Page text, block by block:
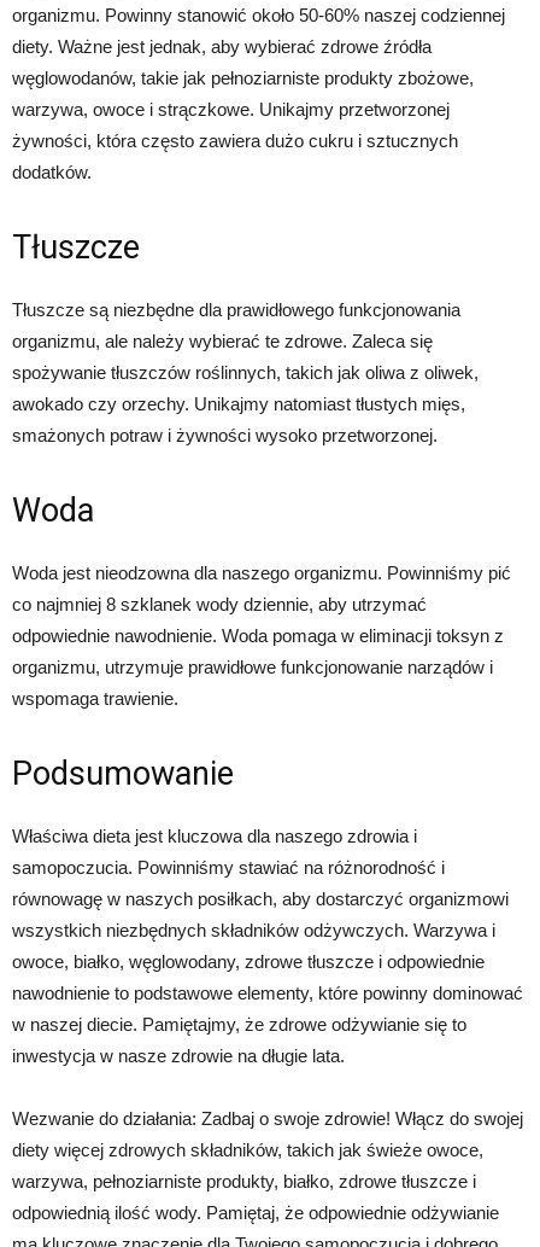
organizmu. Powinny stanowić około 50-60% naszej codziennej
diety. Ważne jest jednak, aby wybierać zdrowe źródła
węglowodanów, takie jak pełnoziarniste produkty zbożowe,
warzywa, owoce i strączkowe. Unikajmy przetworzonej
żywności, która często zawiera dużo cukru i sztucznych
dodatków.
Tłuszcze
Tłuszcze są niezbędne dla prawidłowego funkcjonowania
organizmu, ale należy wybierać te zdrowe. Zaleca się
spożywanie tłuszczów roślinnych, takich jak oliwa z oliwek,
awokado czy orzechy. Unikajmy natomiast tłustych mięs,
smażonych potraw i żywności wysoko przetworzonej.
Woda
Woda jest nieodzowna dla naszego organizmu. Powinniśmy pić
co najmniej 8 szklanek wody dziennie, aby utrzymać
odpowiednie nawodnienie. Woda pomaga w eliminacji toksyn z
organizmu, utrzymuje prawidłowe funkcjonowanie narządów i
wspomaga trawienie.
Podsumowanie
Właściwa dieta jest kluczowa dla naszego zdrowia i
samopoczucia. Powinniśmy stawiać na różnorodność i
równowagę w naszych posiłkach, aby dostarczyć organizmowi
wszystkich niezbędnych składników odżywczych. Warzywa i
owoce, białko, węglowodany, zdrowe tłuszcze i odpowiednie
nawodnienie to podstawowe elementy, które powinny dominować
w naszej diecie. Pamiętajmy, że zdrowe odżywianie się to
inwestycja w nasze zdrowie na długie lata.
Wezwanie do działania: Zadbaj o swoje zdrowie! Włącz do swojej
diety więcej zdrowych składników, takich jak świeże owoce,
warzywa, pełnoziarniste produkty, białko, zdrowe tłuszcze i
odpowiednią ilość wody. Pamiętaj, że odpowiednie odżywianie